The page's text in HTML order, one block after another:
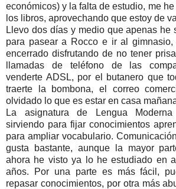
económicos) y la falta de estudio, me
los libros, aprovechando que estoy de
Llevo dos días y medio que apenas he
para pasear a Rocco e ir al
encerrado disfrutando de no tener
llamadas de teléfono de las
venderte ADSL, por el butanero que
traerte la bombona, el correo
olvidado lo que es estar en casa
La asignatura de Lengua
sirviendo para fijar conocimientos
para ampliar vocabulario.
gusta bastante, aunque la mayor
ahora he visto ya lo he estudiado en
años. Por una parte es más fácil,
repasar conocimientos, por otra más